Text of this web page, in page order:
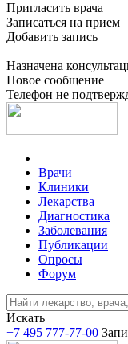
Пригласить врача
Записаться на прием
Добавить запись
Назначена
Новое сообщение
Телефон не
Врачи
Клиники
Лекарства
Диагностика
Заболевания
Публикации
Опросы
Форум
Искать
+7 495 777-77-00